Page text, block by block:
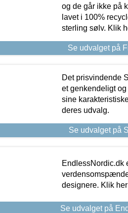
og de går ikke på
lavet i 100%
sterling sølv. Klik
Se udvalget på
Det prisvindende
et genkendeligt
sine
deres udvalg.
Se udvalget på
EndlessNordic.dk
designere. Klik
Se udvalget på